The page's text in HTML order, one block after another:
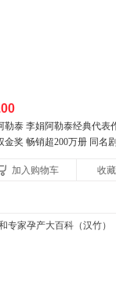
勒泰 李娟阿勒泰经典代表
金奖 畅销超200万册 同名
加入购物车
收藏